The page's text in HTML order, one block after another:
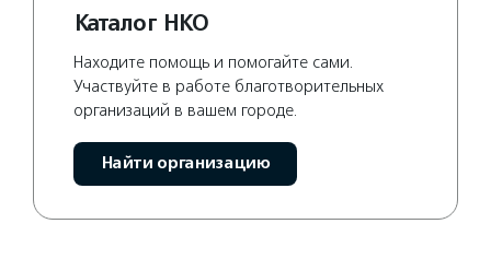
Каталог НКО
Находите помощь и помогайте сами.
Участвуйте в работе благотворительных
организаций в вашем городе.
Найти организацию